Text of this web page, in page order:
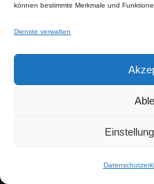
können bestimmte Merkmale und
Dienste verwalten
8 gesunde Salate zum
einfache Rezepte
10 sättigende Salate mit viel